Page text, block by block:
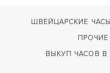
ШВЕЙЦАРСКИЕ ЧАСЫ
ВЫКУП ЧАСОВ